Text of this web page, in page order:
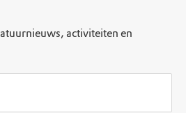
activiteiten en